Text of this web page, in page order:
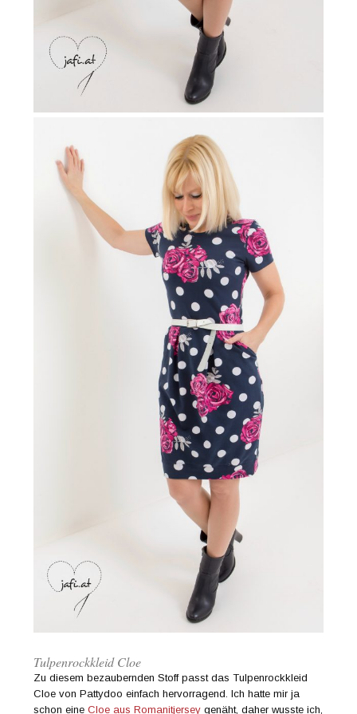
Tulpenrockkleid Cloe
Zu diesem bezaubernden Stoff passt das Tulpenrockkleid
Cloe von Pattydoo einfach hervorragend. Ich hatte mir ja
schon eineCloe aus Romanitjersey genäht, daher wusste ich,